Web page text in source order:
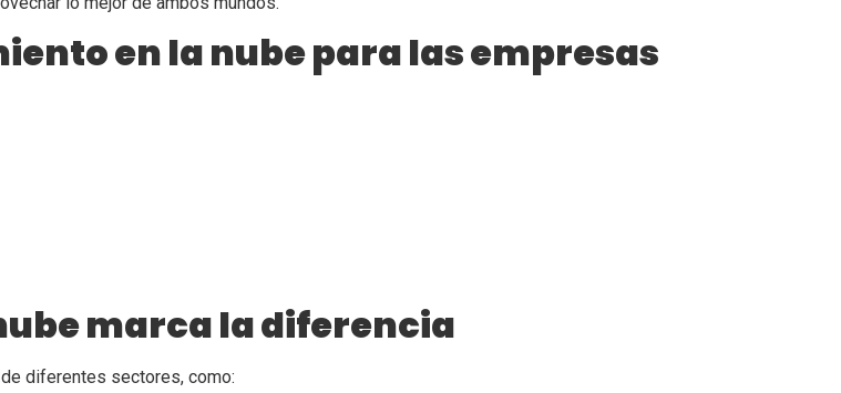
en la nube para las empresas
marca la diferencia
diferentes sectores, como: